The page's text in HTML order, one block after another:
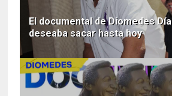
El documental de Diomedes
deseaba sacar hasta hoy